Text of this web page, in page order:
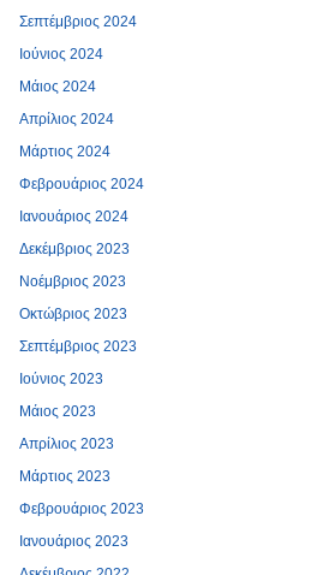
Σεπτέμβριος 2024
Ιούνιος 2024
Μάιος 2024
Απρίλιος 2024
Μάρτιος 2024
Φεβρουάριος 2024
Ιανουάριος 2024
Δεκέμβριος 2023
Νοέμβριος 2023
Οκτώβριος 2023
Σεπτέμβριος 2023
Ιούνιος 2023
Μάιος 2023
Απρίλιος 2023
Μάρτιος 2023
Φεβρουάριος 2023
Ιανουάριος 2023